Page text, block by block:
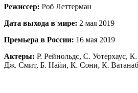
Режиссер: Роб Леттерман
Дата выхода в мире: 2 мая 2019
Премьера в России: 16 мая 2019
Актеры: Р. Рейнольдс, С. Уотерхаус,
Дж. Смит, Б. Найи, К. Сони, К.